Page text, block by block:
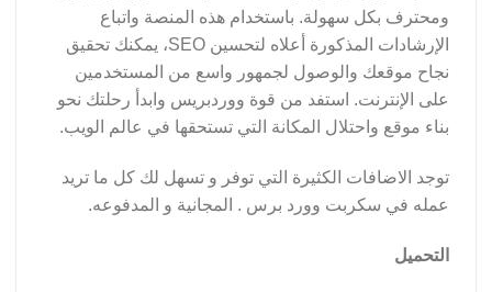
ومحترف بكل سهولة. باستخدام هذه المنصة واتباع
الإرشادات المذكورة أعلاه لتحسين SEO، يمكنك تحقيق
نجاح موقعك والوصول لجمهور واسع من المستخدمين
على الإنترنت. استفد من قوة ووردبريس وابدأ رحلتك نحو
بناء موقع واحتلال المكانة التي تستحقها في عالم الويب.
توجد الاضافات الكثيرة التي توفر و تسهل لك كل ما تريد
عمله في سكربت وورد برس . المجانية و المدفوعه.
التحميل